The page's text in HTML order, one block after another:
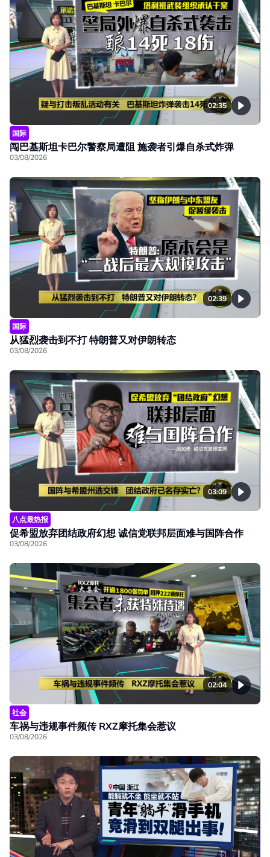
02:35
国际
闯巴基斯坦卡巴尔警察局遭阻 施袭者引爆自杀式炸弹
03/08/2026
02:39
国际
从猛烈袭击到不打 特朗普又对伊朗转态
03/08/2026
03:09
八点最热报
促希盟放弃团结政府幻想 诚信党联邦层面难与国阵合作
03/08/2026
02:04
社会
车祸与违规事件频传 RXZ摩托集会惹议
03/08/2026